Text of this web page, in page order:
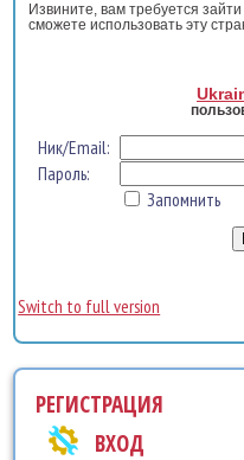
Извините, вам требуется
сможете использовать эту
Ник/Email:
Пароль:
Запомнить
Switch to full version
РЕГИСТРАЦИЯ
ВХОД